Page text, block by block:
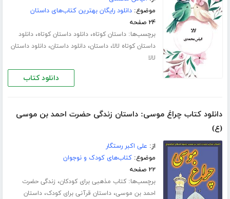
موضوع:دانلود رایگان بهترین کتاب‌های داستان
۲۴ صفحه
برچسب‌ها:داستان کوتاه،دانلود داستان کوتاه،دانلود
داستان کوتاه لالا،داستان،دانلود داستان،دانلود داستان
لالا
دانلود کتاب
دانلود کتاب چراغ موسی: داستان زندگی حضرت احمد بن موسی
(ع)
از: علی اکبر رستگار
موضوع:کتاب‌های کودک و نوجوان
۲۲ صفحه
برچسب‌ها:کتاب مذهبی برای کودکان، زندگی حضرت
احمد بن موسی،داستان قرآنی برای کودک،داستان